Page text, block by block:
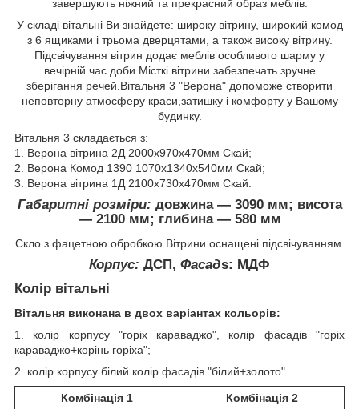
завершують ніжний та прекрасний образ меблів.
У складі вітальні Ви знайдете: широку вітрину, широкий комод
з 6 ящиками і трьома дверцятами, а також високу вітрину.
Підсвічування вітрин додає меблів особливого шарму у
вечірній час доби.Місткі вітрини забезпечать зручне
зберігання речей.Вітальня 3 "Верона" допоможе створити
неповторну атмосферу краси,затишку і комфорту у Вашому
будинку.
Вітальня 3 складається з:
1. Верона вітрина 2Д 2000х970х470мм Скай;
2. Верона Комод 1390 1070х1340х540мм Скай;
3. Верона вітрина 1Д 2100х730х470мм Скай.
Габаритні розміри: довжина ― 3090 мм; висота
― 2100 мм; глибина ― 580 мм
Скло з фацетною обробкою.Вітрини оснащені підсвічуванням.
Корпус: ДСП, Фасадs: МДФ
Колір вітальні
Вітальня виконана в двох варіантах кольорів:
1. колір корпусу "горіх караваджо", колір фасадів "горіх
караваджо+корінь горіха";
2. колір корпусу білий колір фасадів "білий+золото".
Комбінація 1
Комбінація 2